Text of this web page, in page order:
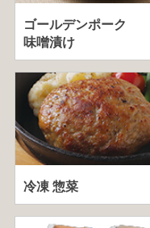
ゴールデンポーク
味噌漬け
冷凍 惣菜